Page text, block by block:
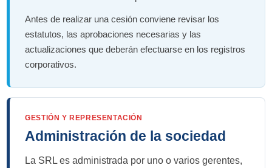
Antes de realizar una cesión conviene revisar los
estatutos, las aprobaciones necesarias y las
actualizaciones que deberán efectuarse en los registros
corporativos.
GESTIÓN Y REPRESENTACIÓN
Administración de la sociedad
La SRL es administrada por uno o varios gerentes,